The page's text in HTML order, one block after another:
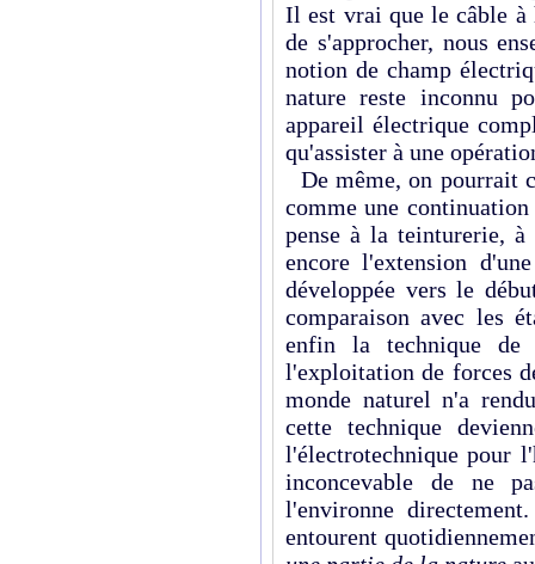
Il est vrai que le câble à
de s'approcher, nous
notion de champ
nature reste inconnu
appareil électrique
qu'assister à une
De même, on pourrait
comme une
pense à la teinturerie,
encore l'extension
développée vers le
comparaison avec les
enfin la techn­ique de
l'exploitati­on de forces
monde naturel n'a
cette technique
l'électrotechnique pour
inconcevable de ne
l'environne
entourent